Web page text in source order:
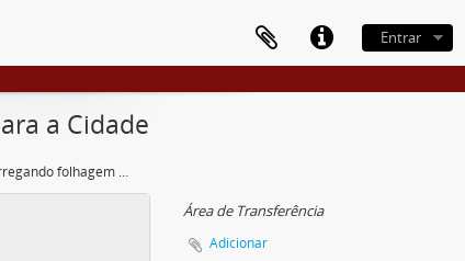
Entrar
a Cidade
Francisco Rímulo carregando folhagem para a Cidade
Área de Transferência
Adicionar